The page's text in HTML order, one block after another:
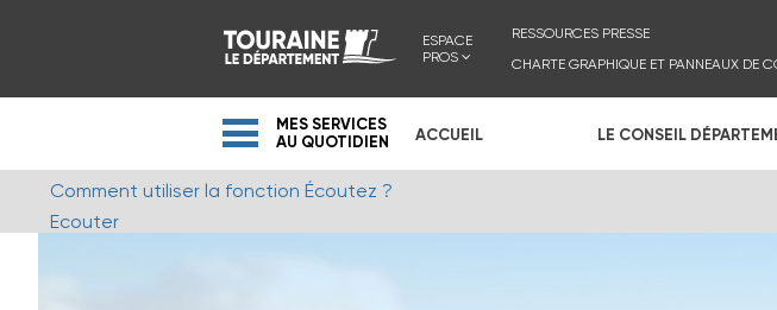
ESPACE
PROS
RESSOURCES PRESSE
CHARTE GRAPHIQUE ET PANNEAUX DE
MES SERVICES
AU QUOTIDIEN
ACCUEIL LE CONSEIL
Comment utiliser la fonction Écoutez ?
Ecouter